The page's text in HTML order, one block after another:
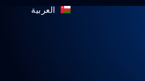
العربية
English